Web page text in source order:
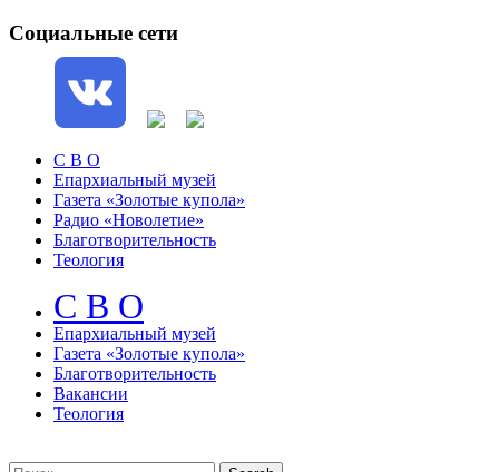
Социальные сети
С В О
Епархиальный музей
Газета «Золотые купола»
Радио «Новолетие»
Благотворительность
Теология
С В О
Епархиальный музeй
Газета «Золотые купола»
Благотворительность
Вакансии
Теология